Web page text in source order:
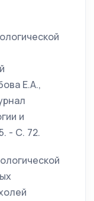
Е.А.,
и
- С. 72.